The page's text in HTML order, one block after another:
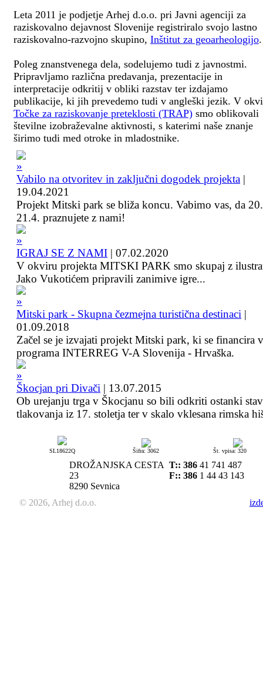
Leta 2011 je podjetje Arhej d.o.o. pri Javni agenciji za
raziskovalno dejavnost Slovenije registriralo svojo lastno
raziskovalno-razvojno skupino, Inštitut za geoarheologijo.
Poleg znanstvenega dela, sodelujemo tudi z javnostmi.
Pripravljamo različna predavanja, prezentacije in
interpretacije odkritij v obliki razstav ter izdajamo
publikacije, ki jih prevedemo tudi v angleški jezik. V
Točke za raziskovanje preteklosti (TRAP) smo oblikovali
številne izobraževalne aktivnosti, s katerimi naše znanje
širimo tudi med otroke in mladostnike.
Vabilo na otvoritev in zaključni dogodek projekta |
19.04.2021
Projekt Mitski park se bliža koncu. Vabimo vas, da
21.4. praznujete z nami!
IGRAJ SE Z NAMI | 07.02.2020
V okviru projekta MITSKI PARK smo skupaj z
Jako Vukotićem pripravili zanimive igre...
Mitski park - Skupna čezmejna turistična destinaci |
01.09.2018
Začel se je izvajati projekt Mitski park, ki se financira
programa INTERREG V-A Slovenija - Hrvaška.
Škocjan pri Divači | 13.07.2015
Ob urejanju trga v Škocjanu so bili odkriti ostanki
tlakovanja iz 17. stoletja ter v skalo vklesana rimska
SL18622Q Šifra: 3062 Št. vpisa: 320
DROŽANJSKA CESTA
23
8290 Sevnica
T:: 386 41 741 487
F:: 386 1 44 43 143
© 2026, Arhej d.o.o.